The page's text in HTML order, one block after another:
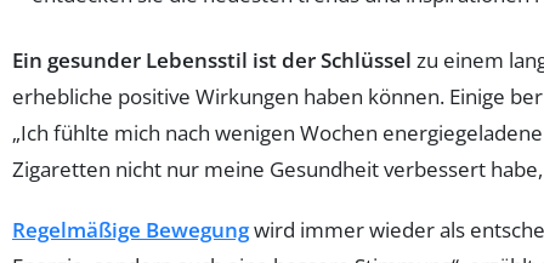
Ein gesunder Lebensstil ist der Schlüssel zu einem
erhebliche positive Wirkungen haben können. Einige
„Ich fühlte mich nach wenigen Wochen
Zigaretten nicht nur meine Gesundheit verbessert
Regelmäßige Bewegungwird immer wieder als